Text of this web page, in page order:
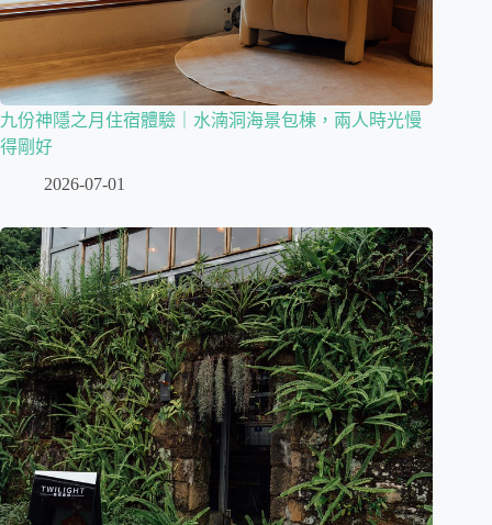
九份神隱之月住宿體驗｜水湳洞海景包棟，兩人時光慢
得剛好
2026-07-01